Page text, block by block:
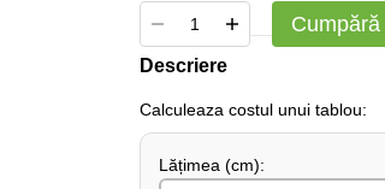
Descriere
Сalculeaza costul unui tablou:
Lățimea (сm):